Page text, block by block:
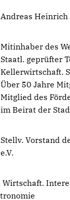
Andreas Heinrich
Mitinhaber des
Staatl. geprüfter
Kellerwirtschaft.
Über 50 Jahre
Mitglied des
im Beirat der
Stellv. Vorstand
e.V.